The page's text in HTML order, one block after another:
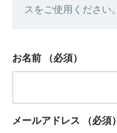
スをご使用ください。
お名前 （必須）
メールアドレス （必須）